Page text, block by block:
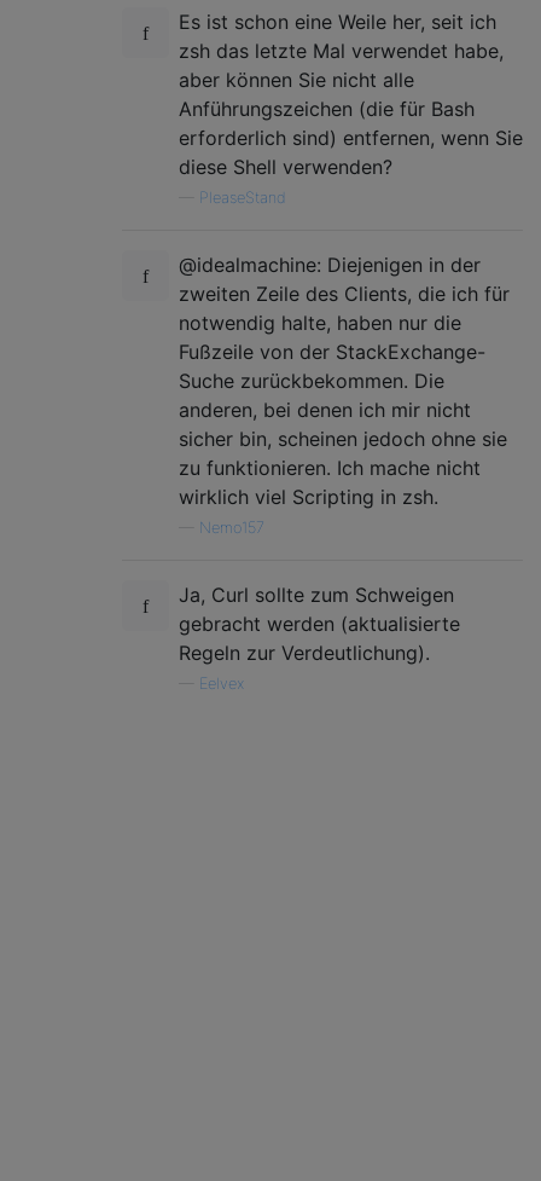
Es ist schon eine Weile her, seit ich
zsh das letzte Mal verwendet habe,
aber können Sie nicht alle
Anführungszeichen (die für Bash
erforderlich sind) entfernen, wenn Sie
diese Shell verwenden?
PleaseStand
@idealmachine: Diejenigen in der
zweiten Zeile des Clients, die ich für
notwendig halte, haben nur die
Fußzeile von der StackExchange-
Suche zurückbekommen. Die
anderen, bei denen ich mir nicht
sicher bin, scheinen jedoch ohne sie
zu funktionieren. Ich mache nicht
wirklich viel Scripting in zsh.
Nemo157
Ja, Curl sollte zum Schweigen
gebracht werden (aktualisierte
Regeln zur Verdeutlichung).
Eelvex